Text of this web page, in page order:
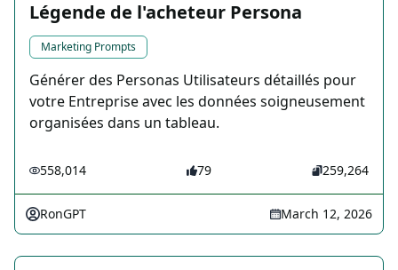
Légende de l'acheteur Persona
Marketing Prompts
Générer des Personas Utilisateurs détaillés pour
votre Entreprise avec les données soigneusement
organisées dans un tableau.
558,014 79 259,264
RonGPT March 12, 2026